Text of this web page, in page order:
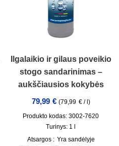
Ilgalaikio ir gilaus poveikio
stogo sandarinimas –
aukščiausios kokybės
79,99 € (79,99 €/l)
Produkto kodas: 3002-7620
Turinys: 1
Atsargos : Yra sandėlyje